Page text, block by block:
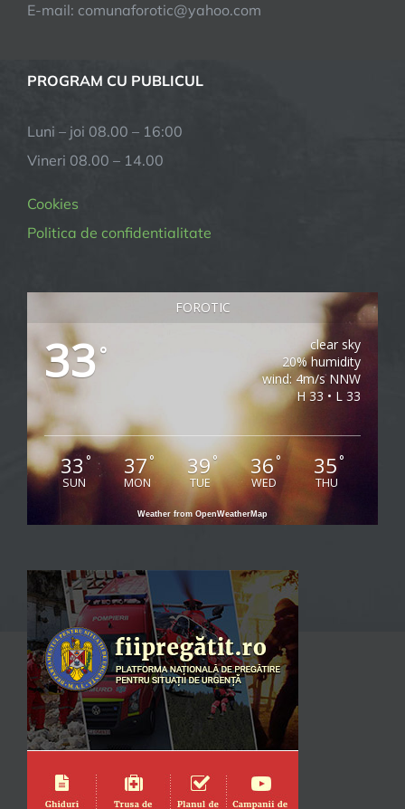
E-mail: comunaforotic@yahoo.com
PROGRAM CU PUBLICUL
Luni – joi 08.00 – 16:00
Vineri 08.00 – 14.00
Cookies
Politica de confidentialitate
FOROTIC
33°
clear sky
20% humidity
wind: 4m/s NNW
H 33 • L 33
33 °
SUN
37°
MON
39°
TUE
36°
WED
35°
THU
Weather from OpenWeatherMap